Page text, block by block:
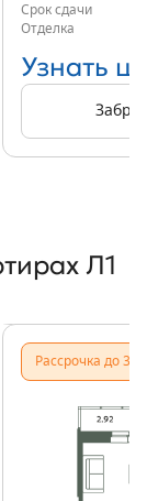
Срок сдачи
Отделка
Узнать
Л1
Рассрочка до